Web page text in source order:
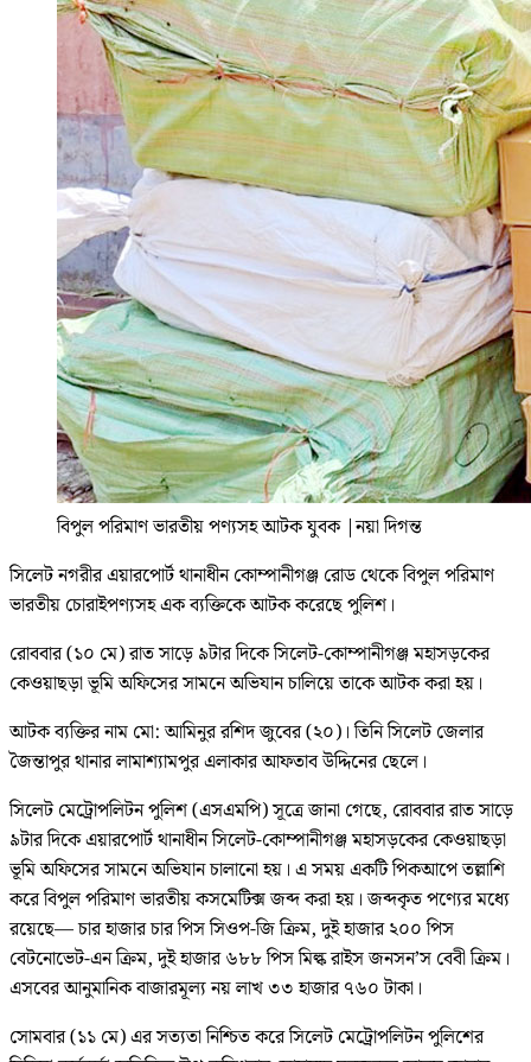
বিপুল পরিমাণ ভারতীয় পণ্যসহ আটক যুবক |নয়া দিগন্ত
সিলেট নগরীর এয়ারপোর্ট থানাধীন কোম্পানীগঞ্জ রোড থেকে বিপুল পরিমাণ
ভারতীয় চোরাইপণ্যসহ এক ব্যক্তিকে আটক করেছে পুলিশ।
রোববার (১০ মে) রাত সাড়ে ৯টার দিকে সিলেট-কোম্পানীগঞ্জ মহাসড়কের
কেওয়াছড়া ভূমি অফিসের সামনে অভিযান চালিয়ে তাকে আটক করা হয়।
আটক ব্যক্তির নাম মো: আমিনুর রশিদ জুবের (২০)। তিনি সিলেট জেলার
জৈন্তাপুর থানার লামাশ্যামপুর এলাকার আফতাব উদ্দিনের ছেলে।
সিলেট মেট্রোপলিটন পুলিশ (এসএমপি) সূত্রে জানা গেছে, রোববার রাত সাড়ে
৯টার দিকে এয়ারপোর্ট থানাধীন সিলেট-কোম্পানীগঞ্জ মহাসড়কের কেওয়াছড়া
ভূমি অফিসের সামনে অভিযান চালানো হয়। এ সময় একটি পিকআপে তল্লাশি
করে বিপুল পরিমাণ ভারতীয় কসমেটিক্স জব্দ করা হয়। জব্দকৃত পণ্যের মধ্যে
রয়েছে— চার হাজার চার পিস সিওপ-জি ক্রিম, দুই হাজার ২০০ পিস
বেটনোভেট-এন ক্রিম, দুই হাজার ৬৮৮ পিস মিল্ক রাইস জনসন’স বেবী ক্রিম।
এসবের আনুমানিক বাজারমূল্য নয় লাখ ৩৩ হাজার ৭৬০ টাকা।
সোমবার (১১ মে) এর সত্যতা নিশ্চিত করে সিলেট মেট্রোপলিটন পুলিশের